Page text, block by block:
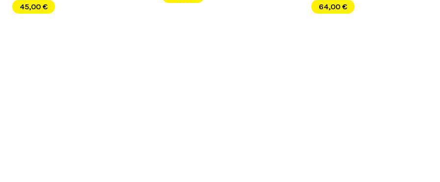
45,00 €
64,00 €